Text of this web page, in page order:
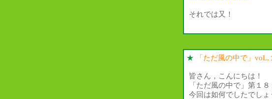
それでは又！
★ 「ただ風の中で」
皆さん，こんにちは！
「ただ風の中で」第１
今回は如何でしたでしょ